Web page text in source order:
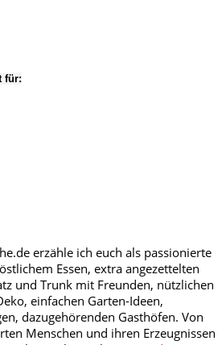
für:
erzähle ich euch als passionierte
Essen, extra angezettelten
und Trunk mit Freunden, nützlichen
einfachen Garten-Ideen,
dazugehörenden Gasthöfen. Von
Menschen und ihren Erzeugnissen